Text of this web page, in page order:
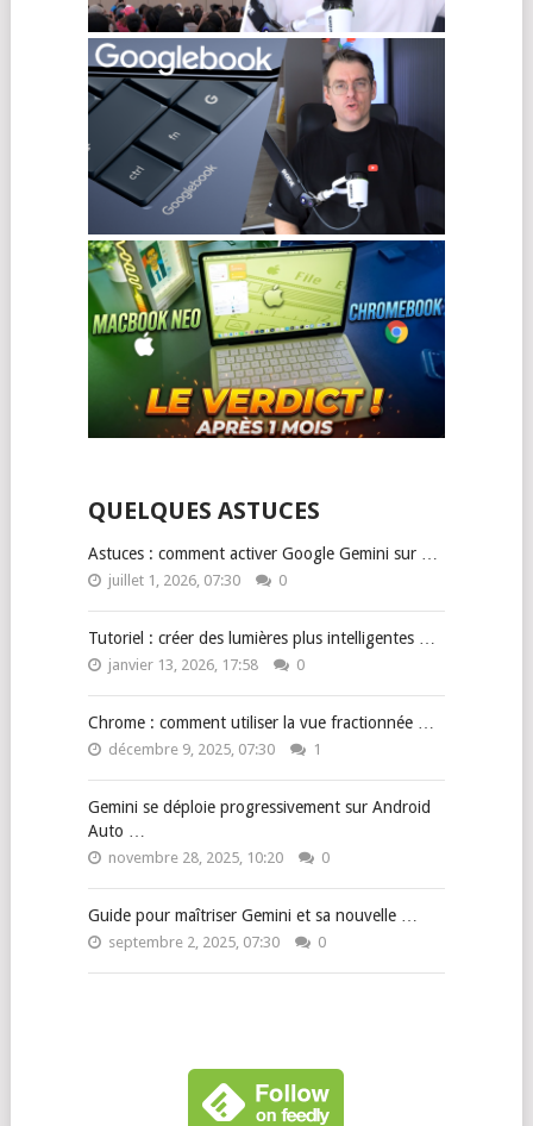
QUELQUES ASTUCES
Astuces : comment activer Google Gemini sur …
juillet 1, 2026, 07:30 0
Tutoriel : créer des lumières plus intelligentes …
janvier 13, 2026, 17:58 0
Chrome : comment utiliser la vue fractionnée …
décembre 9, 2025, 07:30 1
Gemini se déploie progressivement sur Android
Auto …
novembre 28, 2025, 10:20 0
Guide pour maîtriser Gemini et sa nouvelle …
septembre 2, 2025, 07:30 0